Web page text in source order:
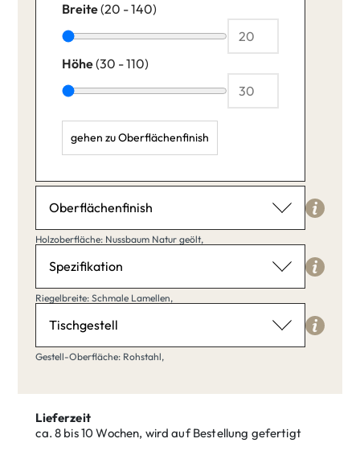
Breite(20 - 140)
Höhe(30 - 110)
gehen zu Oberflächenfinish
Oberflächenfinish
Holzoberfläche
Nussbaum Natur geölt
Nussbaum
Natur geölt
Nussbaum
klar matt
Holzoberfläche: Nussbaum Natur geölt,
Spezifikation
Riegelbreite
Schmale Lamellen
Lamellen
Riegelbreite: Schmale Lamellen,
Tischgestell
Gestell-Oberfläche
Gestell-Oberfläche: Rohstahl,
Lieferzeit
ca. 8 bis 10 Wochen, wird auf Bestellung gefertigt